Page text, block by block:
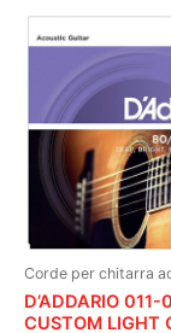
Corde per chitarra
D’ADDARIO 011-
CUSTOM LIGHT